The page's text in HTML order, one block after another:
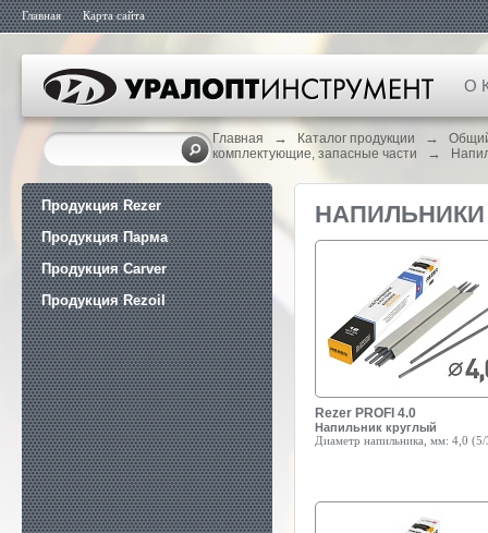
Главная Карта сайта
О
Главная → Каталог продукции →
комплектующие, запасные части
→
Продукция Rezer
Продукция Парма
Продукция Carver
Продукция Rezoil
НАПИЛЬНИКИ
Rezer PROFI 4.0
Напильник круглый
Диаметр напильника, мм: 4,0